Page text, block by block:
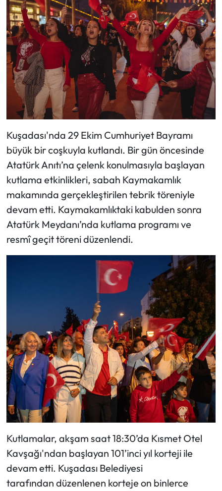
Kuşadası'nda 29 Ekim Cumhuriyet Bayramı
büyük bir coşkuyla kutlandı. Bir gün öncesinde
Atatürk Anıtı’na çelenk konulmasıyla başlayan
kutlama etkinlikleri, sabah Kaymakamlık
makamında gerçekleştirilen tebrik töreniyle
devam etti. Kaymakamlıktaki kabulden sonra
Atatürk Meydanı’nda kutlama programı ve
resmî geçit töreni düzenlendi.
Kutlamalar, akşam saat 18:30’da Kısmet Otel
Kavşağı'ndan başlayan 101’inci yıl korteji ile
devam etti. Kuşadası Belediyesi
tarafından düzenlenen korteje on binlerce